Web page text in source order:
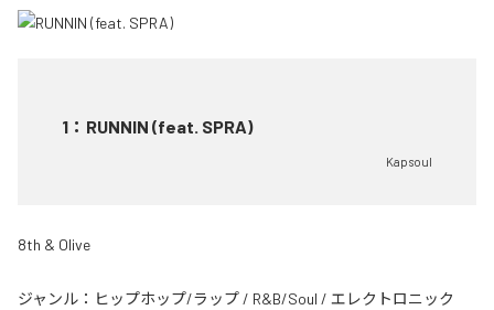
1 ： RUNNIN (feat. SPRA)
Kapsoul
8th & Olive
ジャンル： ヒップホップ/ラップ / R&B/Soul / エレクトロニック